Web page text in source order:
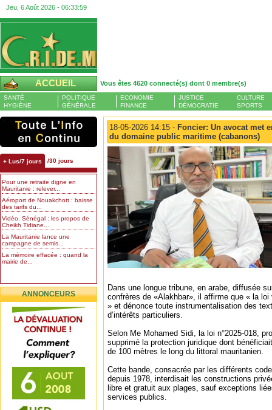
Jeu, 6 Août 2026 - 06:33:59
ACCUEIL Vous êtes 4620 connecté(s) dont 0 membre(s)
SANTÉ
HYGIÈNE
POLITIQUE
GÉNÉRALE
ECONOMIE
FINANCE
JUSTICE
DÉMOCRATIE
CULTURE
SPORTS
+ Lus/7 jours /30 jours
Pour une retraite digne en
Mauritanie : relever...
Aéroport de Nouakchott : baisse
des tarifs du...
Vidéo. Sénégal : les propos de
Cheikh Tidiane...
La Mauritanie lance une
campagne de semis...
La mémoire effacée : quand la
mairie de...
ANNONCEURS
18-05-2026 14:15 - Foncier: Un avocat met
du domaine public maritime (cabanons)
Dans une longue tribune, en arabe, diffusée
confrères de «Alakhbar», il affirme que « la loi
» et dénonce toute instrumentalisation des
d’intérêts particuliers.
Selon Me Mohamed Sidi, la loi n°2025-018,
supprimé la protection juridique dont
de 100 mètres le long du littoral mauritanien.
Cette bande, consacrée par les différents
depuis 1978, interdisait les constructions
libre et gratuit aux plages, sauf exceptions
services publics.